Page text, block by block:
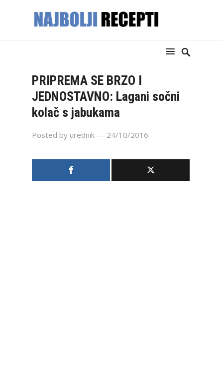
PRIPREMA SE BRZO I
JEDNOSTAVNO: Lagani sočni
kolač s jabukama
Posted by urednik — 24/10/2016